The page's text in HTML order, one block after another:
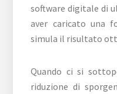
software digitale di
aver caricato una
simula il risultato
Quando ci si
riduzione di